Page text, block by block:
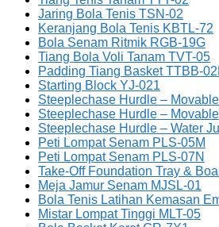
Jaring Bola Tenis TSN-02
Keranjang Bola Tenis KBTL-72
Bola Senam Ritmik RGB-19G
Tiang Bola Voli Tanam TVT-05
Padding Tiang Basket TTBB-
Starting Block YJ-021
Steeplechase Hurdle –
Steeplechase Hurdle –
Steeplechase Hurdle – Water
Peti Lompat Senam PLS-05M
Peti Lompat Senam PLS-07N
Take-Off Foundation Tray &
Meja Jamur Senam MJSL-01
Bola Tenis Latihan Kemasan
Mistar Lompat Tinggi MLT-05